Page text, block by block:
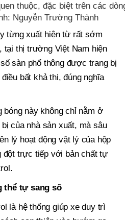
thuộc, đặc biệt trên các
Nguyễn Trường Thành
từng xuất hiện từ rất sớm
tại thị trường Việt Nam hiện
sàn phổ thông được trang bị
bất khả thi, đúng nghĩa
bóng này không chỉ nằm ở
của nhà sản xuất, mà sâu
lý hoạt động vật lý của hộp
đột trực tiếp với bản chất tự
thể tự sang số
là hệ thống giúp xe duy trì